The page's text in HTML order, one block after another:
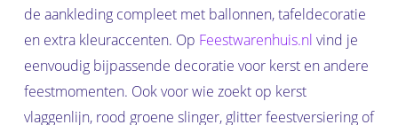
de aankleding compleet met ballonnen, tafeldecoratie
en extra kleuraccenten. Op Feestwarenhuis.nl vind je
eenvoudig bijpassende decoratie voor kerst en andere
feestmomenten. Ook voor wie zoekt op kerst
vlaggenlijn, rood groene slinger, glitter feestversiering of